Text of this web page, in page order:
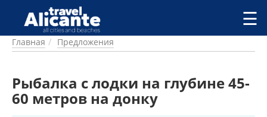
Перейти к основному содержанию
ГОРОДА
ПИТАНИЕ
ПРОЖИВАНИЕ
☰
Главная Предложения
Рыбалка с лодки на глубине 45-
60 метров на донку